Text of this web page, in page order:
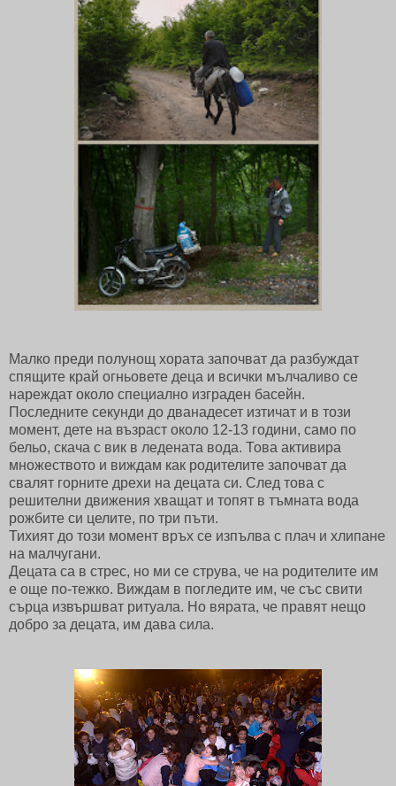
Малко преди полунощ хората започват да разбуждат
спящите край огньовете деца и всички мълчаливо се
нареждат около специално изграден басейн.
Последните секунди до дванадесет изтичат и в този
момент, дете на възраст около 12-13 години, само по
бельо, скача с вик в ледената вода. Това активира
множеството и виждам как родителите започват да
свалят горните дрехи на децата си. След това с
решителни движения хващат и топят в тъмната вода
рожбите си целите, по три пъти.
Тихият до този момент връх се изпълва с плач и хлипане
на малчугани.
Децата са в стрес, но ми се струва, че на родителите им
е още по-тежко. Виждам в погледите им, че със свити
сърца извършват ритуала. Но вярата, че правят нещо
добро за децата, им дава сила.